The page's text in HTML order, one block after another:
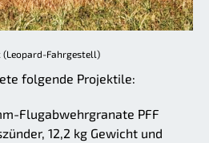
(Leopard-Fahrgestell)
folgende Projektile:
Flugabwehrgranate PFF
12,2 kg Gewicht und